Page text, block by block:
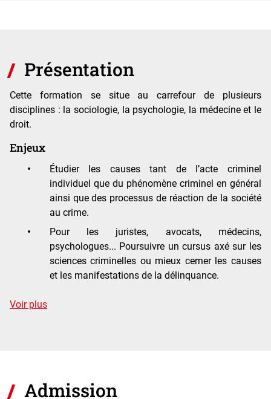
Présentation
Cette formation se situe au carrefour de plusieurs
disciplines : la sociologie, la psychologie, la médecine et le
droit.
Enjeux
Étudier les causes tant de l’acte criminel
individuel que du phénomène criminel en général
ainsi que des processus de réaction de la société
au crime.
Pour les juristes, avocats, médecins,
psychologues... Poursuivre un cursus axé sur les
sciences criminelles ou mieux cerner les causes
et les manifestations de la délinquance.
Voir plusde détails
Admission